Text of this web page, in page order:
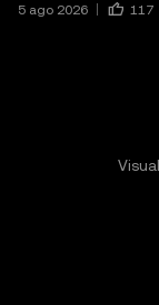
5 ago 2026 117